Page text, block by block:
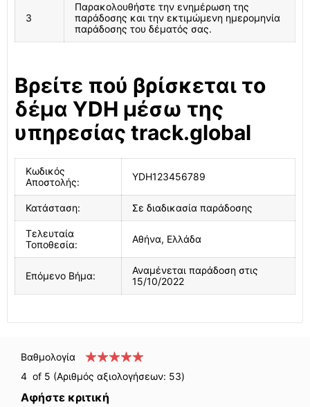
3
Παρακολουθήστε την ενημέρωση της
παράδοσης και την εκτιμώμενη ημερομηνία
παράδοσης του δέματός σας.
Βρείτε πού βρίσκεται το
δέμα YDH μέσω της
υπηρεσίας track.global
Κωδικός
Αποστολής:
YDH123456789
Κατάσταση: Σε διαδικασία παράδοσης
Τελευταία
Τοποθεσία:
Αθήνα, Ελλάδα
Επόμενο Βήμα:
Αναμένεται παράδοση στις
15/10/2022
Βαθμολογία
4 of 5 (Αριθμός αξιολογήσεων: 53)
Αφήστε κριτική